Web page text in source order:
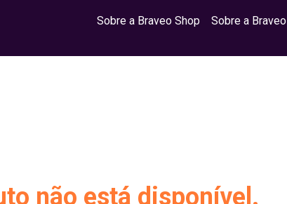
Sobre a Braveo Shop Sobre a Braveo
não está disponível.